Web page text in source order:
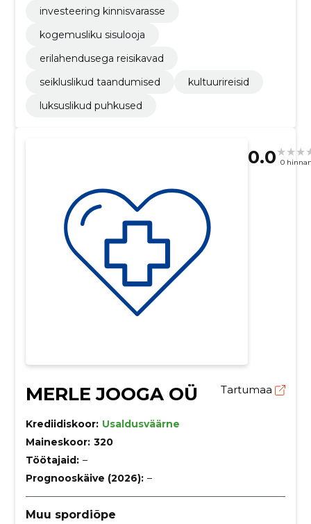
investeering kinnisvarasse
kogemusliku sisulooja
erilahendusega reisikavad
seikluslikud taandumised
kultuurireisid
luksuslikud puhkused
0.0 0
MERLE JOOGA OÜ Tartumaa
Krediidiskoor: Usaldusväärne
Maineskoor: 320
Töötajaid: –
Prognooskäive (2026): –
Muu spordiõpe